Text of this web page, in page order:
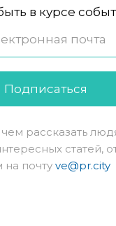
в курсе
Подписаться
рассказать
статей,
на почту ve@pr.city